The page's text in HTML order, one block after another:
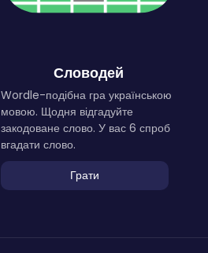
Словодей
Wordle-подібна гра українською
мовою. Щодня відгадуйте
закодоване слово. У вас 6 спроб
вгадати слово.
Грати